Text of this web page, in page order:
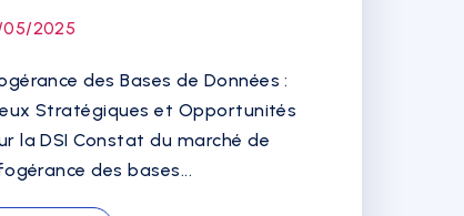
2025
des Bases de Données :
Stratégiques et Opportunités
la DSI Constat du marché de
des bases...